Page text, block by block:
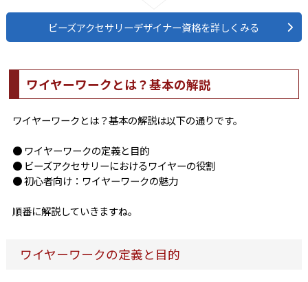
ビーズアクセサリーデザイナー資格を詳しくみる
ワイヤーワークとは？基本の解説
ワイヤーワークとは？基本の解説は以下の通りです。
● ワイヤーワークの定義と目的
● ビーズアクセサリーにおけるワイヤーの役割
● 初心者向け：ワイヤーワークの魅力
順番に解説していきますね。
ワイヤーワークの定義と目的